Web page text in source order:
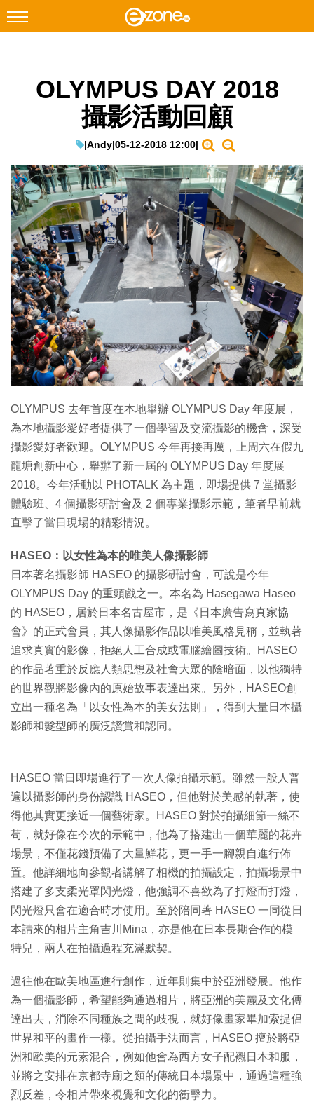
Facebook Instagram
遊戲動漫
教學評測
EduTech
IT Times
生成式AI與雲端應用
Enterprise Digital Transformation
特集
OLYMPUS DAY 2018
攝影活動回顧
|Andy|05-12-2018 12:00|
OLYMPUS 去年首度在本地舉辦 OLYMPUS Day 年度展，
為本地攝影愛好者提供了一個學習及交流攝影的機會，深受
攝影愛好者歡迎。OLYMPUS 今年再接再厲，上周六在假九
龍塘創新中心，舉辦了新一屆的 OLYMPUS Day 年度展
2018。今年活動以 PHOTALK 為主題，即場提供 7 堂攝影
體驗班、4 個攝影研討會及 2 個專業攝影示範，筆者早前就
直擊了當日現場的精彩情況。
HASEO：以女性為本的唯美人像攝影師
日本著名攝影師 HASEO 的攝影硏討會，可說是今年
OLYMPUS Day 的重頭戲之一。本名為 Hasegawa Haseo
的 HASEO，居於日本名古屋市，是《日本廣告寫真家協
會》的正式會員，其人像攝影作品以唯美風格見稱，並執著
追求真實的影像，拒絕人工合成或電腦繪圖技術。HASEO
的作品著重於反應人類思想及社會大眾的陰暗面，以他獨特
的世界觀將影像內的原始故事表達出來。另外，HASEO創
立出一種名為「以女性為本的美女法則」，得到大量日本攝
影師和髮型師的廣泛讚賞和認同。
HASEO 當日即場進行了一次人像拍攝示範。雖然一般人普
遍以攝影師的身份認識 HASEO，但他對於美感的執著，使
得他其實更接近一個藝術家。HASEO 對於拍攝細節一絲不
苟，就好像在今次的示範中，他為了搭建出一個華麗的花卉
場景，不僅花錢預備了大量鮮花，更一手一腳親自進行佈
置。他詳細地向參觀者講解了相機的拍攝設定，拍攝場景中
搭建了多支柔光罩閃光燈，他強調不喜歡為了打燈而打燈，
閃光燈只會在適合時才使用。至於陪同著 HASEO 一同從日
本請來的相片主角吉川Mina，亦是他在日本長期合作的模
特兒，兩人在拍攝過程充滿默契。
過往他在歐美地區進行創作，近年則集中於亞洲發展。他作
為一個攝影師，希望能夠通過相片，將亞洲的美麗及文化傳
達出去，消除不同種族之間的歧視，就好像畫家畢加索提倡
世界和平的畫作一樣。從拍攝手法而言，HASEO 擅於將亞
洲和歐美的元素混合，例如他會為西方女子配襯日本和服，
並將之安排在京都寺廟之類的傳統日本場景中，通過這種強
烈反差，令相片帶來視覺和文化的衝擊力。